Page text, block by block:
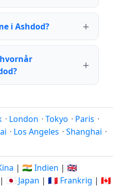
i Ashdod?
· London · Tokyo · Paris ·
· Los Angeles · Shanghai ·
| 🇮🇳 Indien | 🇬🇧
| 🇯🇵 Japan | 🇫🇷 Frankrig | 🇨🇦